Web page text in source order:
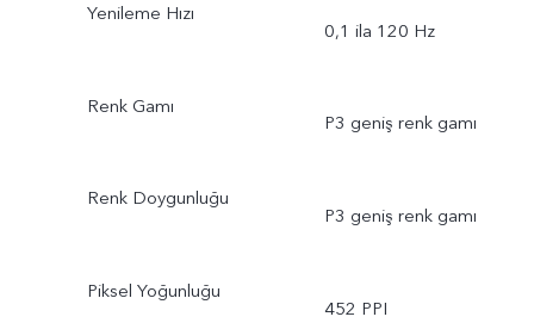
Yenileme Hızı
0,1 ila 120 Hz
Renk Gamı
P3 geniş renk gamı
Renk Doygunluğu
P3 geniş renk gamı
Piksel Yoğunluğu
452 PPI